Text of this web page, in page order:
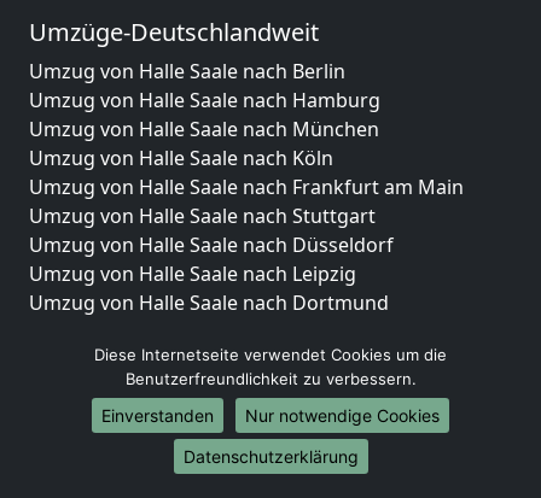
Umzüge-Deutschlandweit
Umzug von Halle Saale nach Berlin
Umzug von Halle Saale nach Hamburg
Umzug von Halle Saale nach München
Umzug von Halle Saale nach Köln
Umzug von Halle Saale nach Frankfurt am Main
Umzug von Halle Saale nach Stuttgart
Umzug von Halle Saale nach Düsseldorf
Umzug von Halle Saale nach Leipzig
Umzug von Halle Saale nach Dortmund
Umzug von Halle Saale nach Bremen
Umzug von Halle Saale nach Dresden
Umzug von Halle Saale nach Hannover
Umzug von Halle Saale nach Nürnberg
Umzug von Halle Saale nach Duisburg
Diese Internetseite verwendet Cookies um die
Benutzerfreundlichkeit zu verbessern.
Einverstanden
Nur notwendige Cookies
Datenschutzerklärung